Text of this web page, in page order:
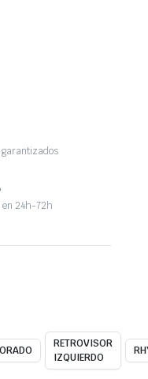
en 24h-72h
RETROVISOR
IZQUIERDO